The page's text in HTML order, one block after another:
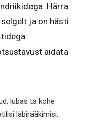
Härra
ja on hästi
aidata
lubas ta kohe
läbirääkimisi.